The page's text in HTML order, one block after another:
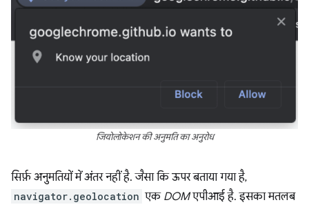
जियोलोकेशन की अनुमति का अनुरोध
सिर्फ़ अनुमतियों में अंतर नहीं है. जैसा कि ऊपर बताया गया है,
navigator.geolocation एक DOMएपीआई है. इसका मतलब